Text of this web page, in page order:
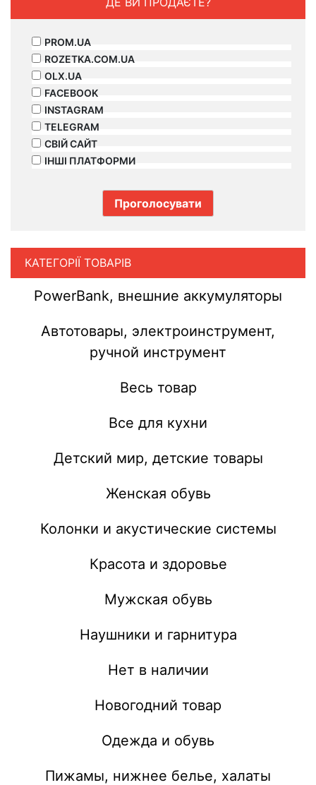
PROM.UA
ROZETKA.COM.UA
OLX.UA
FACEBOOK
INSTAGRAM
TELEGRAM
СВІЙ САЙТ
ІНШІ ПЛАТФОРМИ
КАТЕГОРІЇ ТОВАРІВ
PowerBank, внешние аккумуляторы
Автотовары, электроинструмент,
ручной инструмент
Весь товар
Все для кухни
Детский мир, детские товары
Женская обувь
Колонки и акустические системы
Красота и здоровье
Мужская обувь
Наушники и гарнитура
Нет в наличии
Новогодний товар
Одежда и обувь
Пижамы, нижнее белье, халаты